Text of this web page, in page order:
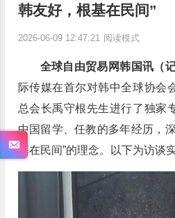
韩友好，根基在民间”
2026-06-09 12:47:21 阅读模式
全球自由贸易网韩国讯（
际传媒在首尔对韩中全球协会
总会长禹守根先生进行了独家
中国留学、任教的多年经历，
基在民间”的理念。以下为访谈实